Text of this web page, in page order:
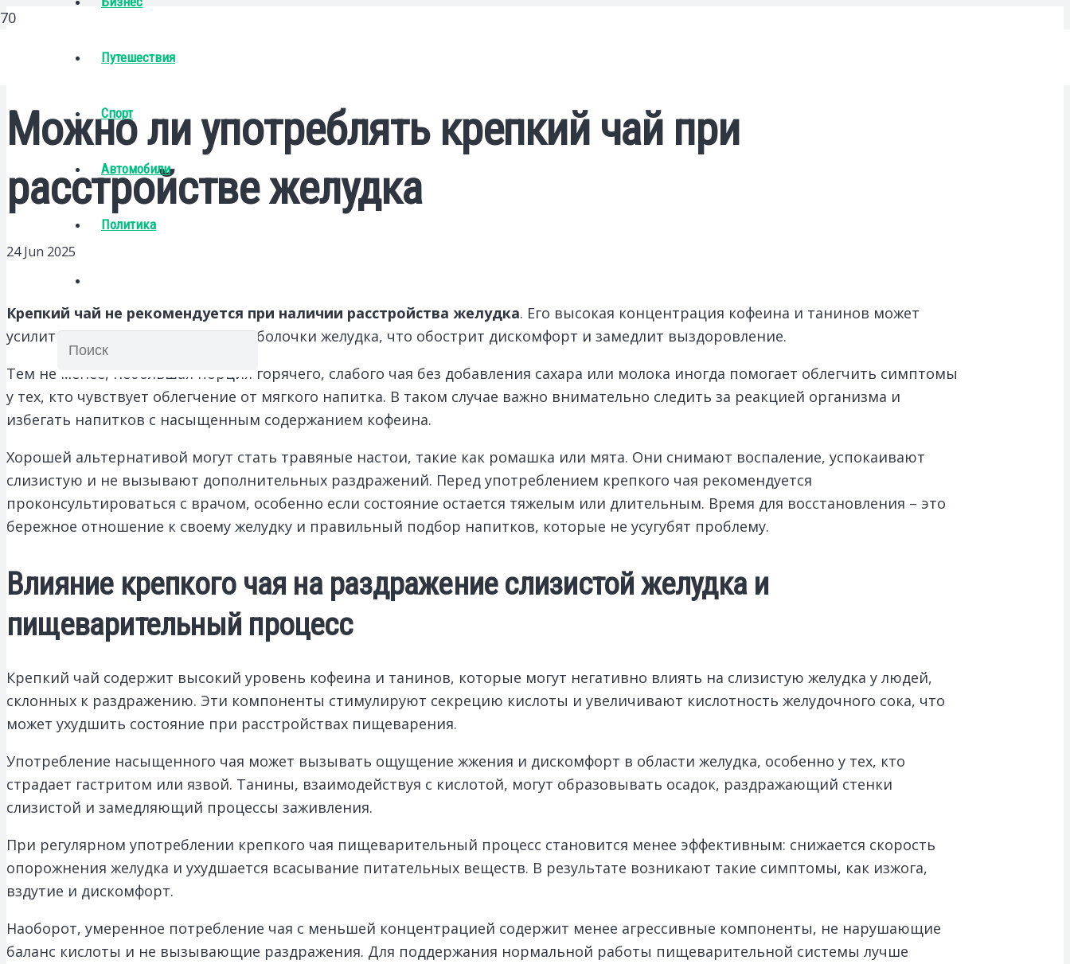
Путешествия
Спорт
Автомобили
Политика
Можно ли употреблять крепкий чай при
расстройстве желудка
24 Jun 2025
Крепкий чай не рекомендуется при наличии расстройства желудка. Его высокая концентрация кофеина и танинов может
усилить раздражение слизистой оболочки желудка, что обострит дискомфорт и замедлит выздоровление.
Тем не менее, небольшая порция горячего, слабого чая без добавления сахара или молока иногда помогает облегчить симптомы
у тех, кто чувствует облегчение от мягкого напитка. В таком случае важно внимательно следить за реакцией организма и
избегать напитков с насыщенным содержанием кофеина.
Хорошей альтернативой могут стать травяные настои, такие как ромашка или мята. Они снимают воспаление, успокаивают
слизистую и не вызывают дополнительных раздражений. Перед употреблением крепкого чая рекомендуется
проконсультироваться с врачом, особенно если состояние остается тяжелым или длительным. Время для восстановления – это
бережное отношение к своему желудку и правильный подбор напитков, которые не усугубят проблему.
Влияние крепкого чая на раздражение слизистой желудка и
пищеварительный процесс
Крепкий чай содержит высокий уровень кофеина и танинов, которые могут негативно влиять на слизистую желудка у людей,
склонных к раздражению. Эти компоненты стимулируют секрецию кислоты и увеличивают кислотность желудочного сока, что
может ухудшить состояние при расстройствах пищеварения.
Употребление насыщенного чая может вызывать ощущение жжения и дискомфорт в области желудка, особенно у тех, кто
страдает гастритом или язвой. Танины, взаимодействуя с кислотой, могут образовывать осадок, раздражающий стенки
слизистой и замедляющий процессы заживления.
При регулярном употреблении крепкого чая пищеварительный процесс становится менее эффективным: снижается скорость
опорожнения желудка и ухудшается всасывание питательных веществ. В результате возникают такие симптомы, как изжога,
вздутие и дискомфорт.
Наоборот, умеренное потребление чая с меньшей концентрацией содержит менее агрессивные компоненты, не нарушающие
баланс кислоты и не вызывающие раздражения. Для поддержания нормальной работы пищеварительной системы лучше